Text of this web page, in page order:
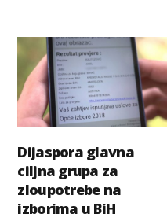
Dijaspora glavna
ciljna grupa za
zloupotrebe na
izborima u BiH